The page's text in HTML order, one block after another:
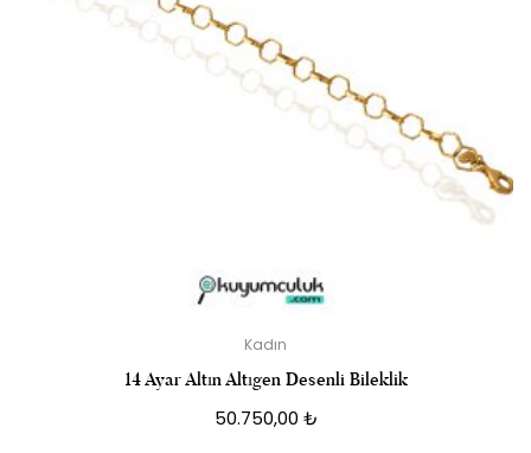
Kadın
14 Ayar Altın Altıgen Desenli Bileklik
50.750,00 ₺